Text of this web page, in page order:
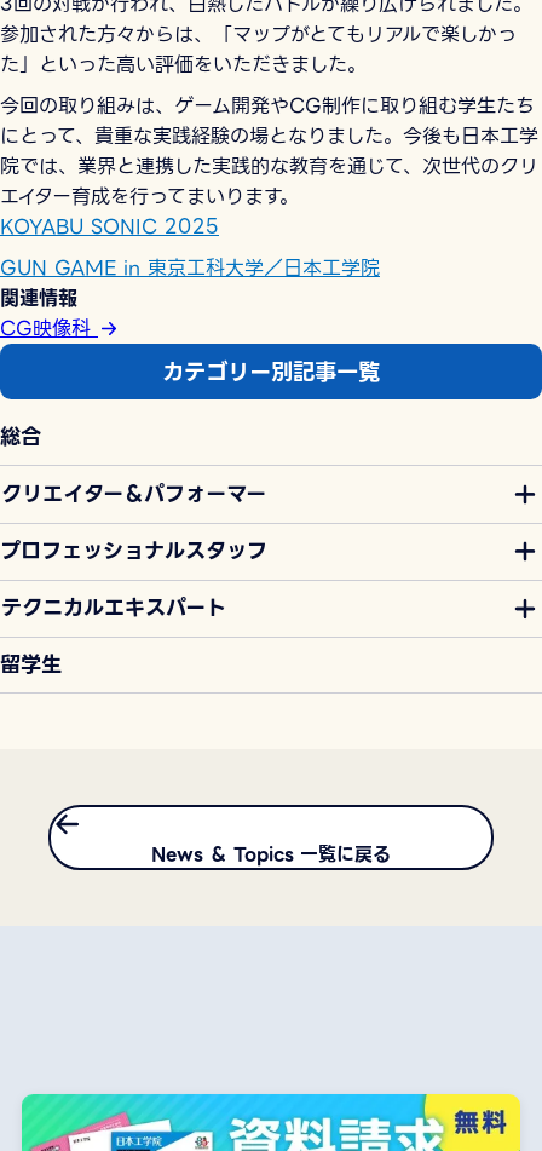
参加された方々からは、「マップがとてもリアルで楽しかっ
た」といった高い評価をいただきました。
今回の取り組みは、ゲーム開発やCG制作に取り組む学生たち
にとって、貴重な実践経験の場となりました。今後も日本工学
院では、業界と連携した実践的な教育を通じて、次世代のクリ
エイター育成を行ってまいります。
KOYABU SONIC 2025
GUN GAME in 東京工科大学／日本工学院
関連情報
CG映像科
カテゴリー別記事一覧
総合
クリエイター＆パフォーマー
プロフェッショナルスタッフ
テクニカルエキスパート
留学生
News ＆ Topics 一覧に戻る